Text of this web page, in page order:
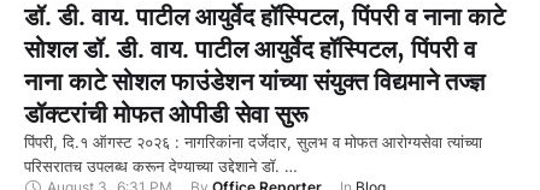
डॉ. डी. वाय. पाटील आयुर्वेद हॉस्पिटल, पिंपरी व नाना काटे
सोशल डॉ. डी. वाय. पाटील आयुर्वेद हॉस्पिटल, पिंपरी व
नाना काटे सोशल फाउंडेशन यांच्या संयुक्त विद्यमाने तज्ज्ञ
डॉक्टरांची मोफत ओपीडी सेवा सुरू
पिंपरी, दि.१ ऑगस्ट २०२६ : नागरिकांना दर्जेदार, सुलभ व मोफत आरोग्यसेवा त्यांच्या
परिसरातच उपलब्ध करून देण्याच्या उद्देशाने डॉ. …